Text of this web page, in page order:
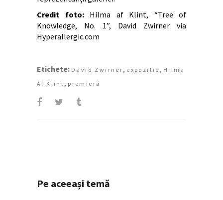
Credit foto:Hilma af Klint, “Tree of
Knowledge, No. 1”, David Zwirner via
Hyperallergic.com
Etichete: David Zwirner , expozitie , Hilma
Af Klint , premieră
Pe aceeași temă